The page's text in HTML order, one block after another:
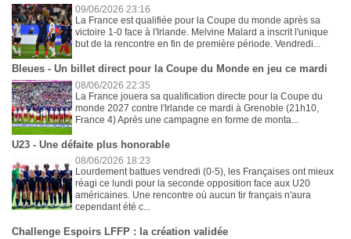
09/06/2026 23:16
La France est qualifiée pour la Coupe du monde après sa
victoire 1-0 face à l'Irlande. Melvine Malard a inscrit l'unique
but de la rencontre en fin de première période. Vendredi...
Bleues - Un billet direct pour la Coupe du Monde en jeu ce mardi
08/06/2026 22:35
La France jouera sa qualification directe pour la Coupe du
monde 2027 contre l'Irlande ce mardi à Grenoble (21h10,
France 4) Après une campagne en forme de monta...
U23 - Une défaite plus honorable
08/06/2026 18:23
Lourdement battues vendredi (0-5), les Françaises ont mieux
réagi ce lundi pour la seconde opposition face aux U20
américaines. Une rencontre où aucun tir français n'aura
cependant été c...
Challenge Espoirs LFFP : la création validée